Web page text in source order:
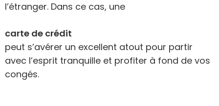
l’étranger. Dans ce cas, une
carte de crédit
peut s’avérer un excellent atout pour partir
avec l’esprit tranquille et profiter à fond de vos
congés.